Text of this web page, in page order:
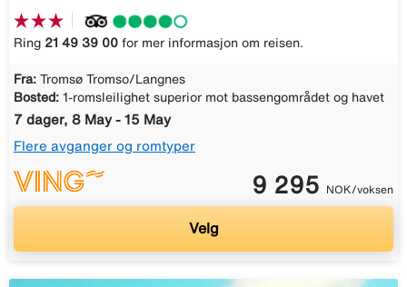
Ring 21 49 39 00 for mer informasjon om reisen.
Fra: Tromsø Tromso/Langnes
Bosted: 1-romsleilighet superior mot bassengområdet og havet
7 dager, 8 May - 15 May
Flere avganger og romtyper
9 295 NOK/voksen
Velg